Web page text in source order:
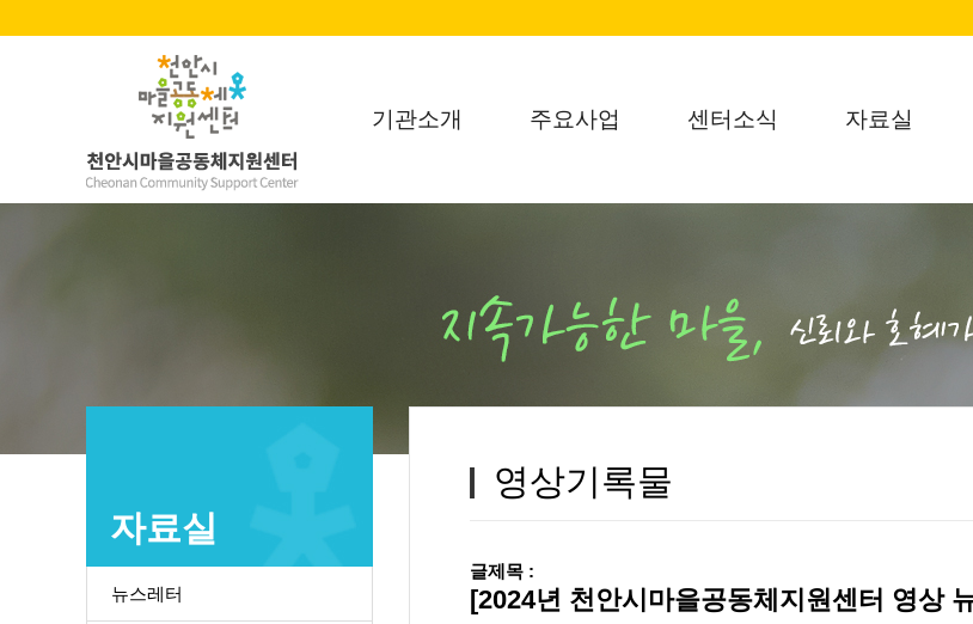
기관소개 주요사업 센터소식 자료실
자료실
뉴스레터
영상기록물
글제목 :
[2024년 천안시마을공동체지원센터 영상